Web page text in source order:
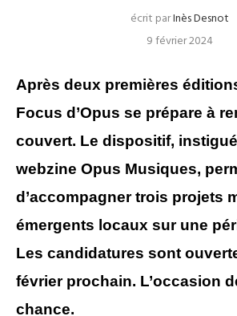
écrit parInès Desnot
9 février 2024
Après deux premières
Focus d’Opus se prépare à
couvert. Le dispositif,
webzine Opus Musiques,
d’accompagner trois projets
émergents locaux sur une
Les candidatures sont
février prochain. L’occasion
chance.